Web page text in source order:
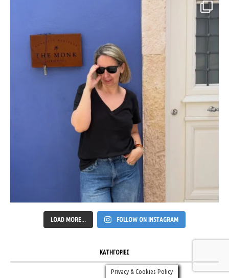
LOAD MORE... FOLLOW ON INSTAGRAM
ΚΑΤΗΓΟΡΙΕΣ
Privacy & Cookies Policy